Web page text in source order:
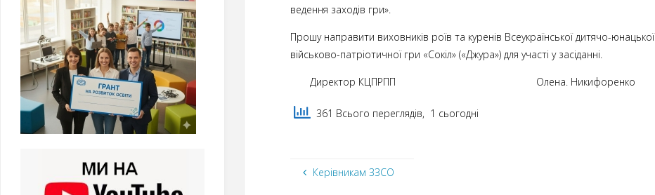
ведення заходів гри».
Прошу направити виховників роїв та куренів Всеукраїнської дитячо-юнацької
військово-патріотичної гри «Сокіл» («Джура») для участі у засіданні.
Директор КЦПРПП Олена. Никифоренко
361 Всього переглядів, 1 сьогодні
Керівникам ЗЗСО